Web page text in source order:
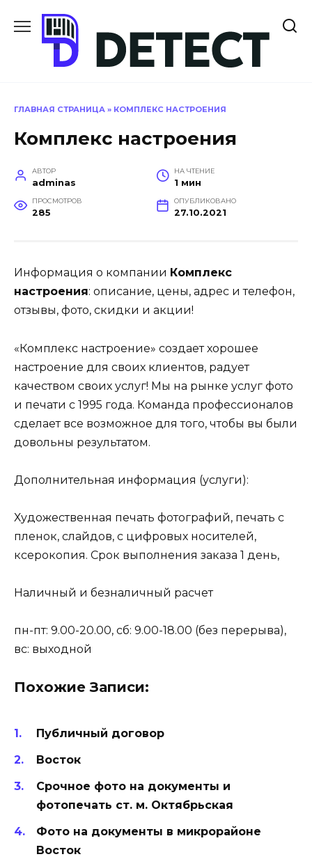
содержанию
ГЛАВНАЯ СТРАНИЦА » КОМПЛЕКС НАСТРОЕНИЯ
Комплекс настроения
АВТОР
adminas
НА ЧТЕНИЕ
1 мин
ПРОСМОТРОВ
285
ОПУБЛИКОВАНО
27.10.2021
Информация о компании Комплекс
настроения: описание, цены, адрес и телефон,
отзывы, фото, скидки и акции!
«Комплекс настроение» создает хорошее
настроение для своих клиентов, радует
качеством своих услуг! Мы на рынке услуг фото
и печати с 1995 года. Команда профессионалов
сделает все возможное для того, чтобы вы были
довольны результатом.
Дополнительная информация (услуги):
Художественная печать фотографий, печать с
пленок, слайдов, с цифровых носителей,
ксерокопия. Срок выполнения заказа 1 день,
Наличный и безналичный расчет
пн-пт: 9.00-20.00, сб: 9.00-18.00 (без перерыва),
вс: выходной
Похожие Записи:
Публичный договор
Восток
Срочное фото на документы и
фотопечать ст. м. Октябрьская
Фото на документы в микрорайоне
Восток